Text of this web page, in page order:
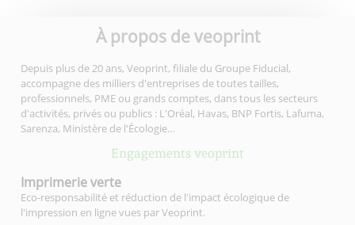
À propos de veoprint
Depuis plus de 20 ans, Veoprint, filiale du Groupe Fiducial,
accompagne des milliers d'entreprises de toutes tailles,
professionnels, PME ou grands comptes, dans tous les secteurs
d'activités, privés ou publics : L'Oréal, Havas, BNP Fortis, Lafuma,
Sarenza, Ministère de l'Écologie…
Engagements veoprint
Imprimerieverte
Eco-responsabilité et réduction de l'impact écologique de
l'impression en ligne vues par Veoprint.